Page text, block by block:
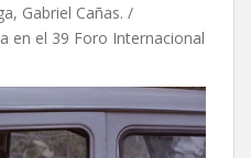
Gabriel Cañas. /
en el 39 Foro Internacional